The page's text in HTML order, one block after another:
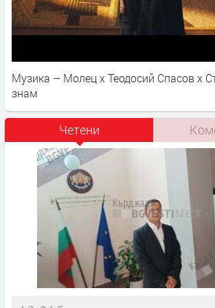
Музика – Молец x Теодосий Спасов х
знам
Четени